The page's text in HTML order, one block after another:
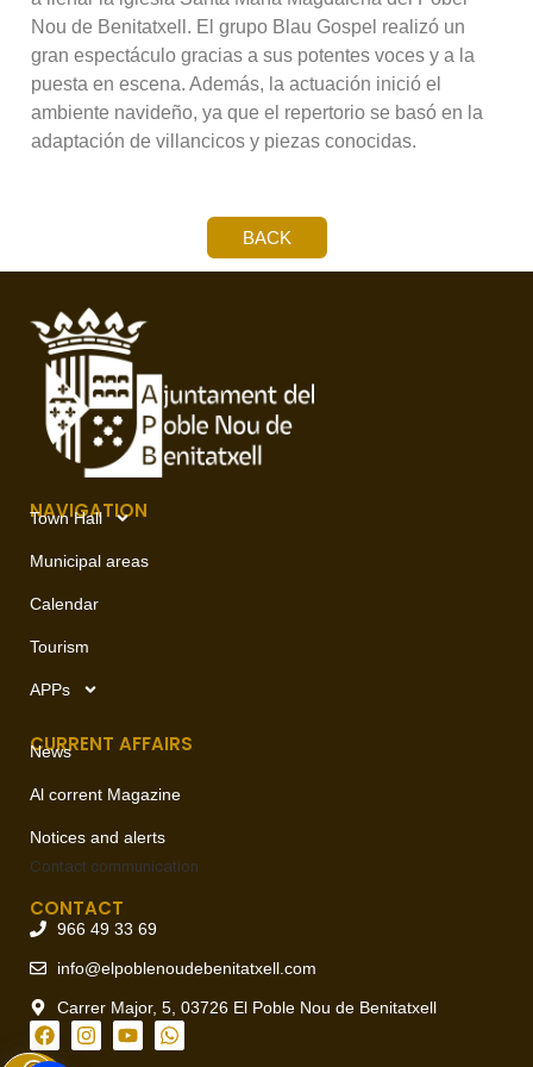
Nou de Benitatxell. El grupo Blau Gospel realizó un
gran espectáculo gracias a sus potentes voces y a la
puesta en escena. Además, la actuación inició el
ambiente navideño, ya que el repertorio se basó en la
adaptación de villancicos y piezas conocidas.
BACK
NAVIGATION
Town Hall
Municipal areas
Calendar
Tourism
APPs
CURRENT AFFAIRS
News
Al corrent Magazine
Notices and alerts
Contact communication
CONTACT
966 49 33 69
info@elpoblenoudebenitatxell.com
Carrer Major, 5, 03726 El Poble Nou de Benitatxell